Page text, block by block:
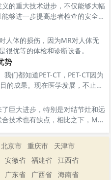
的重大技术进步，不仅能够大幅
够进一步提高患者检查的安全性
人体的损伤，因为MR对人体无
很优等的体检和诊断设备。
势
们都知道PET-CT，PET-CT因为
的成果。现在医学发展，不止PE
巨大进步，特别是对结节灶和远
技术也有缺点，相比之下，MRI
北京市 重庆市
天津市
安徽省 福建省
江西省
广东省 广西省
海南省